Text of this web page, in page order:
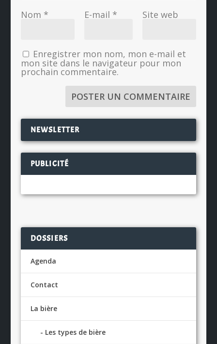
Nom * E-mail * Site web
Enregistrer mon nom, mon e-mail et
mon site dans le navigateur pour mon
prochain commentaire.
NEWSLETTER
PUBLICITÉ
DOSSIERS
Agenda
Contact
La bière
Les types de bière